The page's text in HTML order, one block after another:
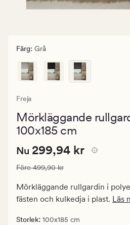
Färg: Grå
Freja
Mörkläggande
100x185 cm
Nuvarande
299,94
kr.
Ordinarie
499,90
Nuvarande pris
Nu 299,94 kr
Ordinarie pris 499,90 kr
Före499,90 kr
Mörkläggande rullgardin i
fästen och kulkedja i plast. Läs
Storlek: 100x185 cm